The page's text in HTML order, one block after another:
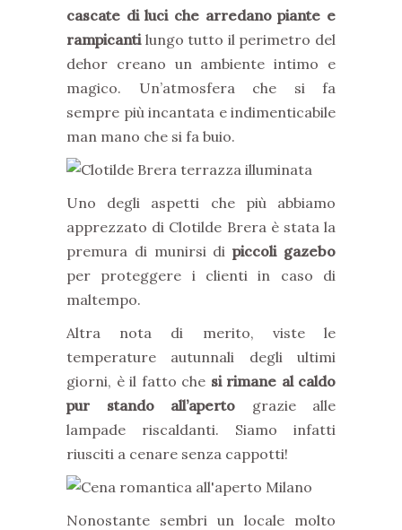
cascate di luci che arredano piante e
rampicantilungo tutto il perimetro del
dehor creano un ambiente intimo e
magico. Un’atmosfera che si fa
sempre più incantata e indimenticabile
man mano che si fa buio.
Uno degli aspetti che più abbiamo
apprezzato di Clotilde Brera è stata la
premura di munirsi dipiccoli gazebo
per proteggere i clienti in caso di
maltempo.
Altra nota di merito, viste le
temperature autunnali degli ultimi
giorni, è il fatto che si rimane al caldo
pur stando all’aperto grazie alle
lampade riscaldanti. Siamo infatti
riusciti a cenare senza cappotti!
Nonostante sembri un locale molto